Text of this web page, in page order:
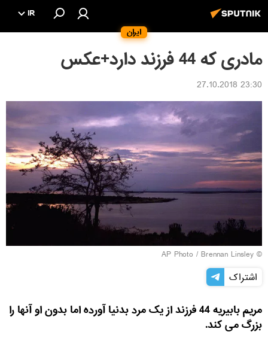
ایران
IR
مادری که 44 فرزند دارد+عکس
23:30 27.10.2018
© AP Photo / Brennan Linsley
اشتراک
مریم بابیریه 44 فرزند از یک مرد بدنیا آورده اما بدون او آنها را
بزرگ می کند.